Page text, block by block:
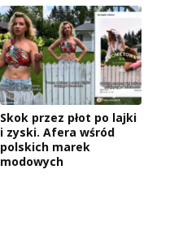
Skok przez płot po lajki
i zyski. Afera wśród
polskich marek
modowych